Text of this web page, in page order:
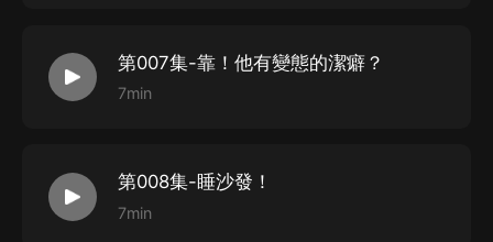
第007集-靠！他有變態的潔癖？
7min
第008集-睡沙發！
7min